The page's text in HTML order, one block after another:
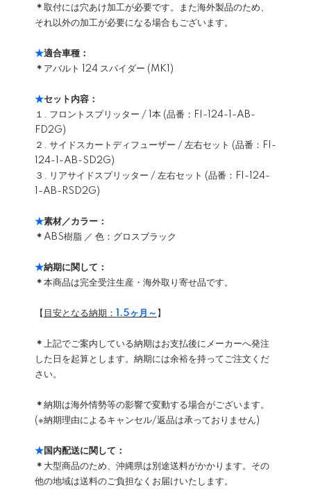
＊ 取付には穴あけ加工が必要です。また海外製品のため、
それ以外の加工が必要になる場合もございます。
★適合車種：
＊ アバルト 124 スパイダー (MK1)
★セット内容：
１. フロントスプリッター / 1本 (品番：FI-124-1-AB-
FD2G)
２. サイドスカートディフューザー / 左右セット (品番：FI-
124-1-AB-SD2G)
３. リアサイドスプリッター / 左右セット (品番：FI-124-
1-AB-RSD2G)
★素材／カラー：
＊ ABS樹脂 ／ 色：グロスブラック
★納期に関して：
＊ 本商品は完全受注生産・海外取り寄せ品です。
【 目安となる納期： 1.5ヶ月～ 】
＊ 上記でご案内している納期はお支払後にメーカーへ発注
した日を起算とします。納期には余裕を持ってご注文くだ
さい。
＊ 納期は海外情勢等の影響で変動する場合がございます。
(※納期理由によるキャンセル/返品は承っておりません)
★国内配送に関して：
＊ 大型商品のため、沖縄県は別途送料がかかります。その
他の地域は送料のご負担なくお届けいたします。